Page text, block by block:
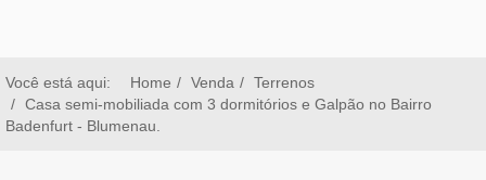
Você está aqui: Home Venda
Terrenos
Casa semi-mobiliada com 3 dormitórios e Galpão no Bairro
Badenfurt - Blumenau.